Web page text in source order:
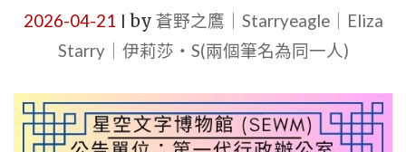
｜
星
文
字
2026-04-21 by 蒼野之鷹｜Starryeagle｜Eliza
Starry｜伊莉莎・S(兩個筆名為同一人)